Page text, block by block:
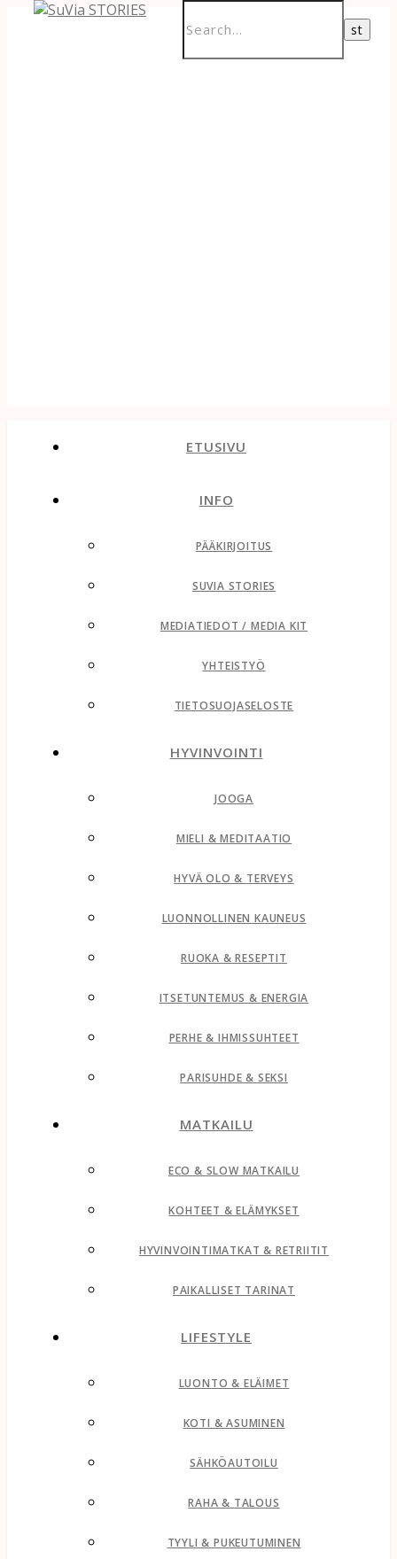
ETUSIVU
INFO
PÄÄKIRJOITUS
SUVIA STORIES
MEDIATIEDOT / MEDIA KIT
YHTEISTYÖ
TIETOSUOJASELOSTE
HYVINVOINTI
JOOGA
MIELI & MEDITAATIO
HYVÄ OLO & TERVEYS
LUONNOLLINEN KAUNEUS
RUOKA & RESEPTIT
ITSETUNTEMUS & ENERGIA
PERHE & IHMISSUHTEET
PARISUHDE & SEKSI
MATKAILU
ECO & SLOW MATKAILU
KOHTEET & ELÄMYKSET
HYVINVOINTIMATKAT & RETRIITIT
PAIKALLISET TARINAT
LIFESTYLE
LUONTO & ELÄIMET
KOTI & ASUMINEN
SÄHKÖAUTOILU
RAHA & TALOUS
TYYLI & PUKEUTUMINEN